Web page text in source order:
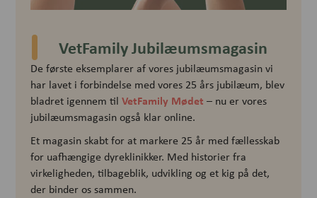
VetFamily Jubilæumsmagasin
De første eksemplarer af vores jubilæumsmagasin vi
har lavet i forbindelse med vores 25 års jubilæum, blev
bladret igennem til VetFamily Mødet – nu er vores
jubilæumsmagasin også klar online.
Et magasin skabt for at markere 25 år med fællesskab
for uafhængige dyreklinikker. Med historier fra
virkeligheden, tilbageblik, udvikling og et kig på det,
der binder os sammen.